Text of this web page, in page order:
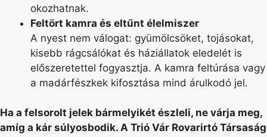
okozhatnak.
Feltört kamra és eltűnt élelmiszer
A nyest nem válogat: gyümölcsöket, tojásokat,
kisebb rágcsálókat és háziállatok eledelét is
előszeretettel fogyasztja. A kamra feltúrása vagy
a madárfészkek kifosztása mind árulkodó jel.
Ha a felsorolt jelek bármelyikét észleli, ne várja meg,
amíg a kár súlyosbodik. A Trió Vár Rovarirtó Társaság